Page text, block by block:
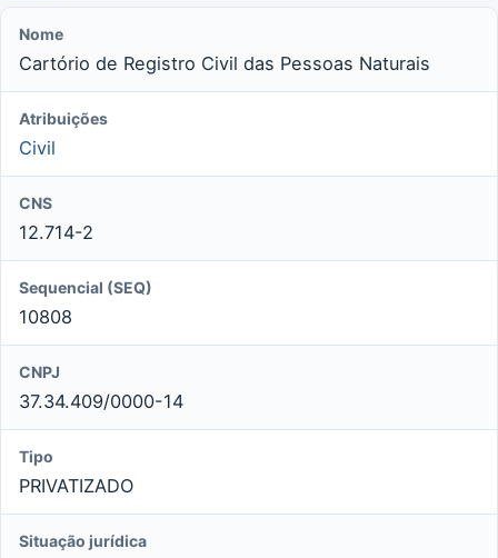
Nome
Cartório de Registro Civil das Pessoas Naturais
Atribuições
Civil
CNS
12.714-2
Sequencial (SEQ)
10808
CNPJ
37.34.409/0000-14
Tipo
PRIVATIZADO
Situação jurídica